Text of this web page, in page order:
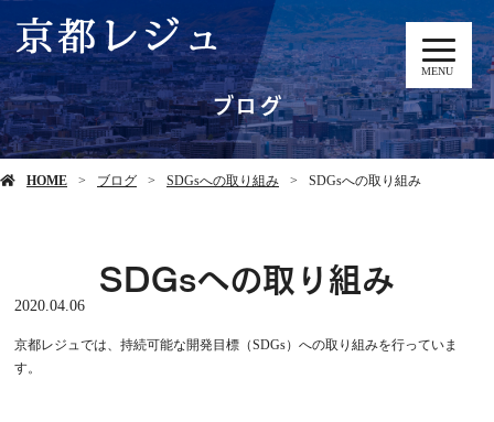
MENU
ブログ
HOME ブログ SDGsへの取り組み SDGsへの取り組み
SDGsへの取り組み
2020.04.06
京都レジュでは、持続可能な開発目標（SDGs）への取り組みを行っていま
す。